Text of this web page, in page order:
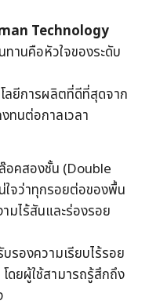
Technology
านคือหัวใจของระดับ
ลยีการผลิตที่ดีที่สุดจาก
ทนต่อกาลเวลา
ล๊อคสองชั้น (Double
ใจว่าทุกรอยต่อของพื้น
มไร้สันและร่องรอย
รองความเรียบไร้รอย
ดยผู้ใช้สามารถรู้สึกถึง